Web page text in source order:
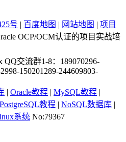
号 | 百度地图 | 网站地图 | 项目
OCP/OCM认证的项目实战培
QQ交流群1-8：189070296-
150201289-244609803-
| Oracle教程 | MySQL教程 |
PostgreSQL教程 | NoSQL数据库 |
系统 No:79367